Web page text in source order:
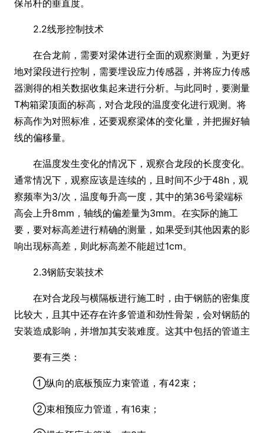
保吊杆的垂直度。
2.2线形控制技术
在合龙前，需要对梁体进行全面的观察测量，为更好
地对梁段进行控制，需要埋设应力传感器，并将应力传感
器测得的相关数据收集起来进行分析。与此同时，要测量
T构箱梁顶面的标高，对合龙段的温度变化进行观测。将
标高作为对照标准，还要观察梁体的变化量，并把握好轴
线的偏移量。
在温度发生变化的情况下，观察合龙段的长度变化。
通常情况下，观察应该是连续的，且时间不少于48h，观
察频率为3/次，温度每升高一度，其中的第36号梁端标
高会上升8mm，轴线的偏差量为3mm。在实际的施工
要，要对标高差进行精确的测量，如果受到其他因素的影
响出现标高差，则此标高差不能超过1cm。
2.3钢筋安装技术
在对合龙段与横隔板进行施工时，由于钢筋的密集度
比较大，且其中还存在许多管道和劲性骨架，会对钢筋的
安装造成影响，并增加其安装难度。这其中包括的管道主
要有三类：
①纵向的底板预应力束管道，有42束；
②束相预应力管道，有16束；